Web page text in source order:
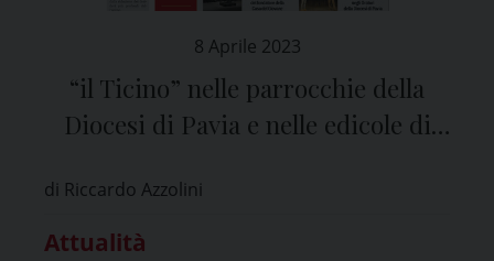
8 Aprile 2023
“il Ticino” nelle parrocchie della
Diocesi di Pavia e nelle edicole di
di Riccardo Azzolini
Attualità